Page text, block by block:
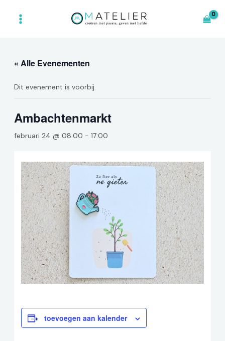
menu
« Alle Evenementen
Dit evenement is voorbij.
Ambachtenmarkt
februari 24 @ 08:00 - 17:00
toevoegen aan kalender